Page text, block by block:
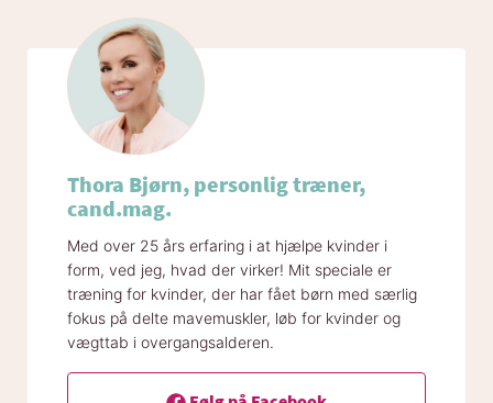
Thora Bjørn, personlig træner,
cand.mag.
Med over 25 års erfaring i at hjælpe kvinder i
form, ved jeg, hvad der virker! Mit speciale er
træning for kvinder, der har fået børn med særlig
fokus på delte mavemuskler, løb for kvinder og
vægttab i overgangsalderen.